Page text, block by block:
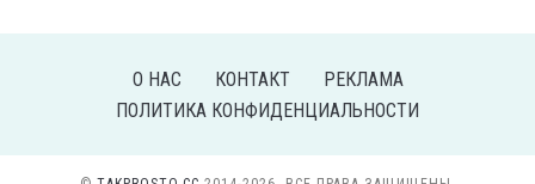
О НАС КОНТАКТ
РЕКЛАМА
ПОЛИТИКА КОНФИДЕНЦИАЛЬНОСТИ